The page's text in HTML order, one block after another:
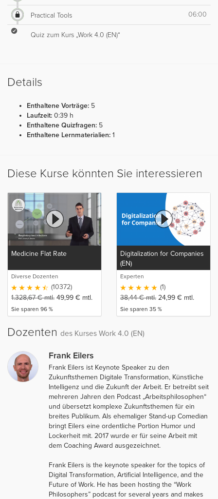
Practical Tools 06:00
Quiz zum Kurs „Work 4.0 (EN)“
Details
Enthaltene Vorträge: 5
Laufzeit: 0:39 h
Enthaltene Quizfragen: 5
Enthaltene Lernmaterialien: 1
Diese Kurse könnten Sie interessieren
Medicine Flat Rate
Diverse Dozenten
(10372)
1.328,67€mtl. 49,99 € mtl.
Sie sparen 96 %
Digitalization for Companies
(EN)
Experten
(1)
38,44€mtl. 24,99 € mtl.
Sie sparen 35 %
Dozenten des Kurses Work 4.0 (EN)
Frank Eilers
Frank Eilers ist Keynote Speaker zu den
Zukunftsthemen Digitale Transformation, Künstliche
Intelligenz und die Zukunft der Arbeit. Er betreibt seit
mehreren Jahren den Podcast „Arbeitsphilosophen“
und übersetzt komplexe Zukunftsthemen für ein
breites Publikum. Als ehemaliger Stand-up Comedian
bringt Eilers eine ordentliche Portion Humor und
Lockerheit mit. 2017 wurde er für seine Arbeit mit
dem Coaching Award ausgezeichnet.
Frank Eilers is the keynote speaker for the topics of
Digital Transformation, Artificial Intelligence, and the
Future of Work. He has been hosting the “Work
Philosophers” podcast for several years and makes